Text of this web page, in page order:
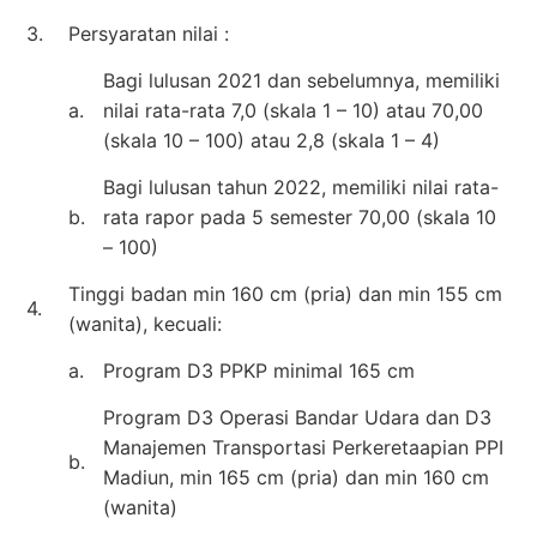
3.
Persyaratan nilai :
a.
Bagi lulusan 2021 dan sebelumnya, memiliki
nilai rata-rata 7,0 (skala 1 – 10) atau 70,00
(skala 10 – 100) atau 2,8 (skala 1 – 4)
b.
Bagi lulusan tahun 2022, memiliki nilai rata-
rata rapor pada 5 semester 70,00 (skala 10
– 100)
4.
Tinggi badan min 160 cm (pria) dan min 155 cm
(wanita), kecuali:
a.
Program D3 PPKP minimal 165 cm
b.
Program D3 Operasi Bandar Udara dan D3
Manajemen Transportasi Perkeretaapian PPI
Madiun, min 165 cm (pria) dan min 160 cm
(wanita)